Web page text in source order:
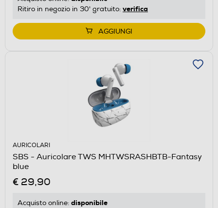
Ritiro in negozio in 30' gratuito: verifica
AGGIUNGI
AURICOLARI
SBS - Auricolare TWS MHTWSRASHBTB-Fantasy
blue
€ 29,90
Acquisto online: disponibile